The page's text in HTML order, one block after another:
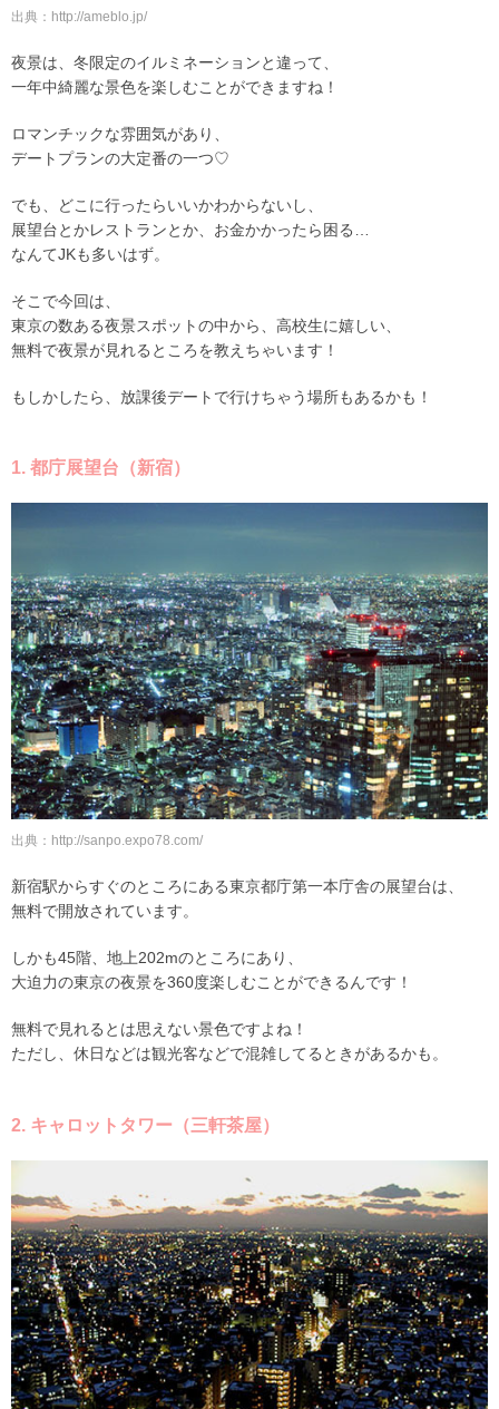
出典：http://ameblo.jp/
夜景は、冬限定のイルミネーションと違って、
一年中綺麗な景色を楽しむことができますね！
ロマンチックな雰囲気があり、
デートプランの大定番の一つ♡
でも、どこに行ったらいいかわからないし、
展望台とかレストランとか、お金かかったら困る…
なんてJKも多いはず。
そこで今回は、
東京の数ある夜景スポットの中から、高校生に嬉しい、
無料で夜景が見れるところを教えちゃいます！
もしかしたら、放課後デートで行けちゃう場所もあるかも！
1. 都庁展望台（新宿）
出典：http://sanpo.expo78.com/
新宿駅からすぐのところにある東京都庁第一本庁舎の展望台は、
無料で開放されています。
しかも45階、地上202mのところにあり、
大迫力の東京の夜景を360度楽しむことができるんです！
無料で見れるとは思えない景色ですよね！
ただし、休日などは観光客などで混雑してるときがあるかも。
2. キャロットタワー（三軒茶屋）